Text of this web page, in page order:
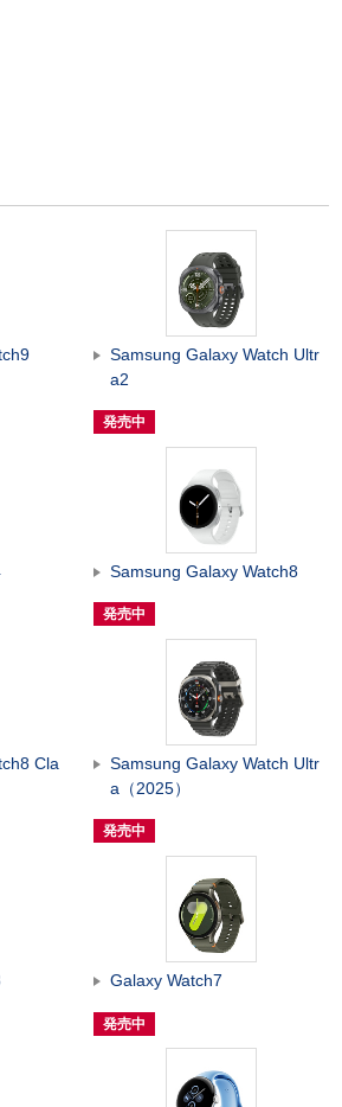
Samsung Galaxy Watch Ultr
a2
発売中
Samsung Galaxy Watch8
発売中
Cla
Samsung Galaxy Watch Ultr
a（2025）
発売中
Galaxy Watch7
発売中